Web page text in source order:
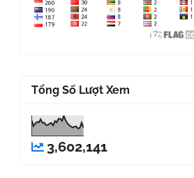
Tổng Số Lượt Xem
3,602,141